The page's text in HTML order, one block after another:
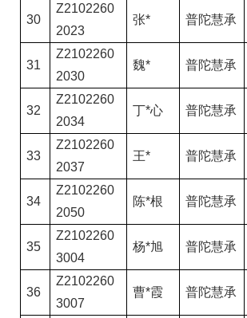
30
Z2102260
2023
张* 普陀慧承
31
Z2102260
2030
魏* 普陀慧承
32
Z2102260
2034
丁*心 普陀慧承
33
Z2102260
2037
王* 普陀慧承
34
Z2102260
2050
陈*根 普陀慧承
35
Z2102260
3004
杨*旭 普陀慧承
36
Z2102260
3007
曹*霞 普陀慧承